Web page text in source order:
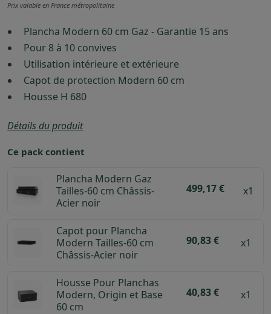
Prix valable en France métropolitaine
Plancha Modern 60 cm Gaz - Garantie 15 ans
Pour 8 à 10 convives
Utilisation intérieure et extérieure
Capot de protection Modern 60 cm
Housse H 680
Détails du produit
Ce pack contient
Plancha Modern Gaz
Tailles-60 cm Châssis-
Acier noir
499,17 € x1
Capot pour Plancha
Modern Tailles-60 cm
Châssis-Acier noir
90,83 € x1
Housse Pour Planchas
Modern, Origin et Base
60 cm
40,83 € x1